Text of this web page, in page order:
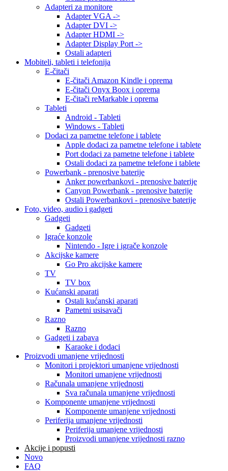
Adapteri za monitore
Adapter VGA ->
Adapter DVI ->
Adapter HDMI ->
Adapter Display Port ->
Ostali adapteri
Mobiteli, tableti i telefonija
E-čitači
E-čitači Amazon Kindle i oprema
E-čitači Onyx Boox i oprema
E-čitači reMarkable i oprema
Tableti
Android - Tableti
Windows - Tableti
Dodaci za pametne telefone i tablete
Apple dodaci za pametne telefone i tablete
Port dodaci za pametne telefone i tablete
Ostali dodaci za pametne telefone i tablete
Powerbank - prenosive baterije
Anker powerbankovi - prenosive baterije
Canyon Powerbank - prenosive baterije
Ostali Powerbankovi - prenosive baterije
Foto, video, audio i gadgeti
Gadgeti
Gadgeti
Igraće konzole
Nintendo - Igre i igrače konzole
Akcijske kamere
Go Pro akcijske kamere
TV
TV box
Kućanski aparati
Ostali kućanski aparati
Pametni usisavači
Razno
Razno
Gadgeti i zabava
Karaoke i dodaci
Proizvodi umanjene vrijednosti
Monitori i projektori umanjene vrijednosti
Monitori umanjene vrijednosti
Računala umanjene vrijednosti
Sva računala umanjene vrijednosti
Komponente umanjene vrijednosti
Komponente umanjene vrijednosti
Periferija umanjene vrijednosti
Periferija umanjene vrijednosti
Proizvodi umanjene vrijednosti razno
Akcije i popusti
Novo
FAQ